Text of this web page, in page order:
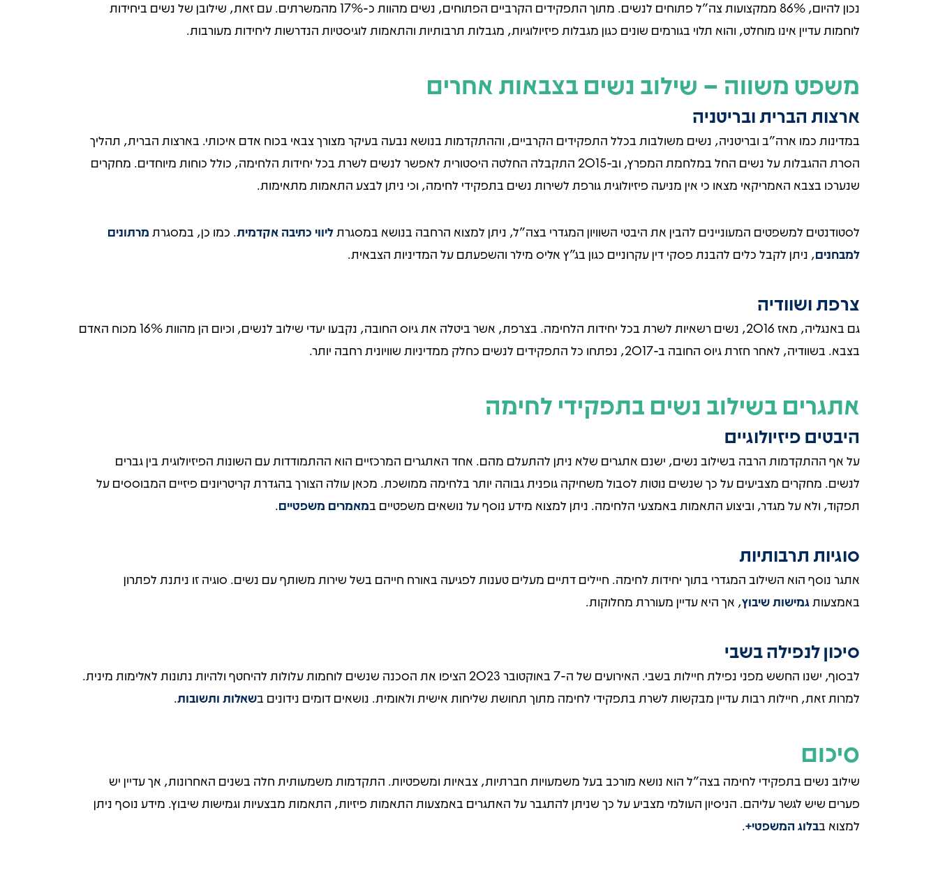
נכון להיום, 86% ממקצועות צה"ל פתוחים לנשים. מתוך התפקידים הקרביים הפתוחים, נשים מהוות כ-17% מהמשרתים. עם זאת, שילובן של נשים ביחידות
לוחמות עדיין אינו מוחלט, והוא תלוי בגורמים שונים כגון מגבלות פיזיולוגיות, מגבלות תרבותיות והתאמות לוגיסטיות הנדרשות ליחידות מעורבות.
משפט משווה – שילוב נשים בצבאות אחרים
ארצות הברית ובריטניה
במדינות כמו ארה"ב ובריטניה, נשים משולבות בכלל התפקידים הקרביים, וההתקדמות בנושא נבעה בעיקר מצורך צבאי בכוח אדם איכותי. בארצות הברית, תהליך
הסרת ההגבלות על נשים החל במלחמת המפרץ, וב-2015 התקבלה החלטה היסטורית לאפשר לנשים לשרת בכל יחידות הלחימה, כולל כוחות מיוחדים. מחקרים
שנערכו בצבא האמריקאי מצאו כי אין מניעה פיזיולוגית גורפת לשירות נשים בתפקידי לחימה, וכי ניתן לבצע התאמות מתאימות.
לסטודנטים למשפטים המעוניינים להבין את היבטי השוויון המגדרי בצה"ל, ניתן למצוא הרחבה בנושא במסגרתליווי כתיבה אקדמית. כמו כן, במסגרת מרתונים
למבחנים, ניתן לקבל כלים להבנת פסקי דין עקרוניים כגון בג"ץ אליס מילר והשפעתם על המדיניות הצבאית.
צרפת ושוודיה
גם באנגליה, מאז 2016, נשים רשאיות לשרת בכל יחידות הלחימה. בצרפת, אשר ביטלה את גיוס החובה, נקבעו יעדי שילוב לנשים, וכיום הן מהוות 16% מכוח האדם
בצבא. בשוודיה, לאחר חזרת גיוס החובה ב-2017, נפתחו כל התפקידים לנשים כחלק ממדיניות שוויונית רחבה יותר.
אתגרים בשילוב נשים בתפקידי לחימה
היבטים פיזיולוגיים
על אף ההתקדמות הרבה בשילוב נשים, ישנם אתגרים שלא ניתן להתעלם מהם. אחד האתגרים המרכזיים הוא ההתמודדות עם השונות הפיזיולוגית בין גברים
לנשים. מחקרים מצביעים על כך שנשים נוטות לסבול משחיקה גופנית גבוהה יותר בלחימה ממושכת. מכאן עולה הצורך בהגדרת קריטריונים פיזיים המבוססים על
תפקוד, ולא על מגדר, וביצוע התאמות באמצעי הלחימה. ניתן למצוא מידע נוסף על נושאים משפטיים במאמרים משפטיים.
סוגיות תרבותיות
אתגר נוסף הוא השילוב המגדרי בתוך יחידות לחימה. חיילים דתיים מעלים טענות לפגיעה באורח חייהם בשל שירות משותף עם נשים. סוגיה זו ניתנת לפתרון
באמצעותגמישות שיבוץ, אך היא עדיין מעוררת מחלוקות.
סיכון לנפילה בשבי
לבסוף, ישנו החשש מפני נפילת חיילות בשבי. האירועים של ה-7 באוקטובר 2023 הציפו את הסכנה שנשים לוחמות עלולות להיחטף ולהיות נתונות לאלימות מינית.
למרות זאת, חיילות רבות עדיין מבקשות לשרת בתפקידי לחימה מתוך תחושת שליחות אישית ולאומית. נושאים דומים נידונים בשאלות ותשובות.
סיכום
שילוב נשים בתפקידי לחימה בצה"ל הוא נושא מורכב בעל משמעויות חברתיות, צבאיות ומשפטיות. התקדמות משמעותית חלה בשנים האחרונות, אך עדיין יש
פערים שיש לגשר עליהם. הניסיון העולמי מצביע על כך שניתן להתגבר על האתגרים באמצעות התאמות פיזיות, התאמות מבצעיות וגמישות שיבוץ. מידע נוסף ניתן
למצוא בבלוג המשפטי+.